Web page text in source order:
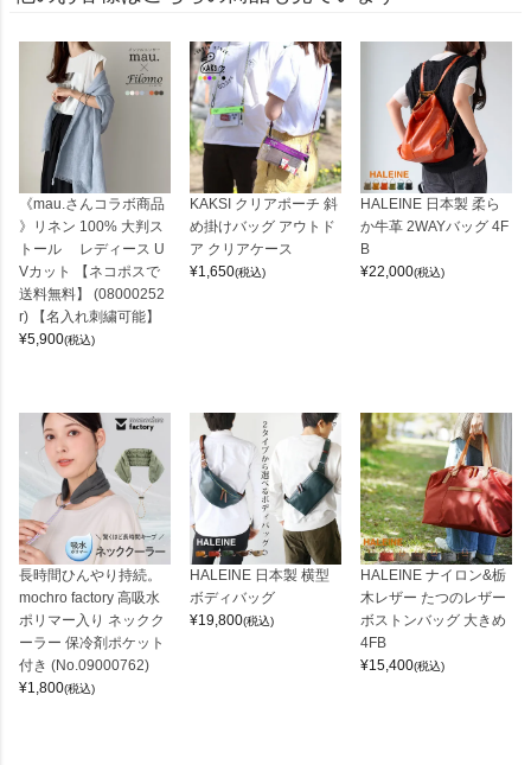
《mau.さんコラボ商品
》リネン 100% 大判ス
トール レディース U
Vカット 【ネコポスで
送料無料】 (08000252
r) 【名入れ刺繍可能】
¥5,900(税込)
KAKSI クリアポーチ 斜
め掛けバッグ アウトド
ア クリアケース
¥1,650(税込)
HALEINE 日本製 柔ら
か牛革 2WAYバッグ 4F
B
¥22,000(税込)
長時間ひんやり持続。
mochro factory 高吸水
ポリマー入り ネックク
ーラー 保冷剤ポケット
付き (No.09000762)
¥1,800(税込)
HALEINE 日本製 横型
ボディバッグ
¥19,800(税込)
HALEINE ナイロン&栃
木レザー たつのレザー
ボストンバッグ 大きめ
4FB
¥15,400(税込)